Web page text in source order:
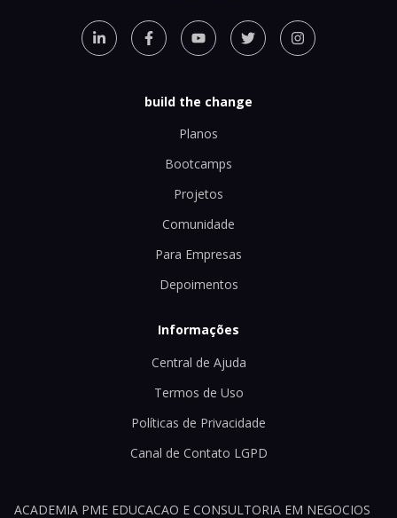
build the change
Planos
Bootcamps
Projetos
Comunidade
Para Empresas
Depoimentos
Informações
Central de Ajuda
Termos de Uso
Políticas de Privacidade
Canal de Contato LGPD
ACADEMIA PME EDUCACAO E CONSULTORIA EM NEGOCIOS